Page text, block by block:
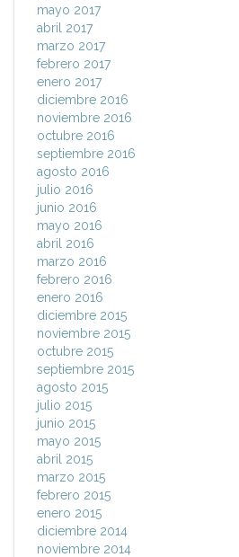
mayo 2017
abril 2017
marzo 2017
febrero 2017
enero 2017
diciembre 2016
noviembre 2016
octubre 2016
septiembre 2016
agosto 2016
julio 2016
junio 2016
mayo 2016
abril 2016
marzo 2016
febrero 2016
enero 2016
diciembre 2015
noviembre 2015
octubre 2015
septiembre 2015
agosto 2015
julio 2015
junio 2015
mayo 2015
abril 2015
marzo 2015
febrero 2015
enero 2015
diciembre 2014
noviembre 2014